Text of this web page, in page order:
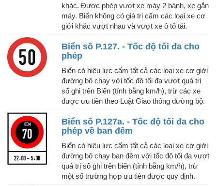
khác. Được phép vượt xe máy 2 bánh, xe gắn
máy. Biển không có giá trị cấm các loại xe cơ
giới khác vượt nhau và vượt xe ô tô tải.
Biển số P.127. - Tốc độ tối đa cho
phép
Biển có hiệu lực cấm tất cả các loại xe cơ giới
đường bộ chạy với tốc độ tối đa vượt quá trị
số ghi trên Biển (tính bằng km/h), trừ các xe
được ưu tiên theo Luật Giao thông đường bộ.
Biển số P.127a. - Tốc độ tối đa cho
phép về ban đêm
Biển có hiệu lực cấm tất cả các loại xe cơ giới
đường bộ chạy ban đêm với tốc độ tối đa vượt
quá trị số ghi trên biển (tính bằng km/h), trừ
một số trường hợp ưu tiên được quy định.